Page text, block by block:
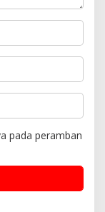
pada peramban